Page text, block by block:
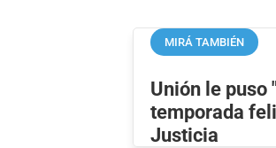
MIRÁ TAMBIÉN
Unión le puso
temporada
Justicia